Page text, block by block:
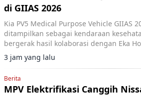
di GIIAS 2026
Kia PV5 Medical Purpose Vehicle GIIAS
ditampilkan sebagai kendaraan
bergerak hasil kolaborasi dengan Eka
dan mitra lainnya.
3 jam yang lalu
Berita
MPV Elektrifikasi Canggih